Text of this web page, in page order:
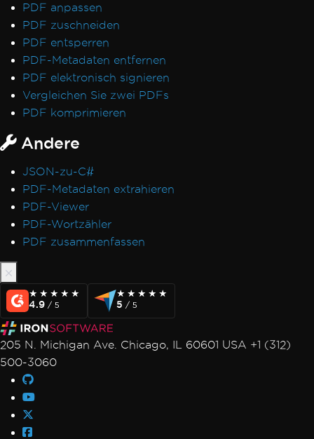
Ausnahmemeldungen
Zugriff auf den Pfad 'Global-
IronSoftwareDeploymentGlobal' wird
verweigert
502 Bad Gateway
Fehler beim Herstellen einer Verbindung
Fehler beim Bereitstellen von Chrome-
Fehler beim Bereitstellen von Pdfium-
Abhängigkeiten
Fehler beim Öffnen eines Dokuments aus
Byte: 'bad allocation'
Fehler beim Bereitstellen des NuGet-Pakets
Ungültiger CefExecuteProcess-
Rückgabecode von 0
IronPDF kann eine bestimmte PDF-Datei
nicht öffnen / analysieren
IronPDF native Ausnahme
PDF anpassen
PDF zuschneiden
PDF entsperren
PDF-Metadaten entfernen
PDF elektronisch signieren
Vergleichen Sie zwei PDFs
PDF komprimieren
Andere
JSON-zu-C#
PDF-Metadaten extrahieren
PDF-Viewer
PDF-Wortzähler
PDF zusammenfassen
★★★★★
★★★★★
4.9 / 5
★★★★★
★★★★★
5 / 5
205 N. Michigan Ave. Chicago, IL 60601 USA +1 (312)
500-3060